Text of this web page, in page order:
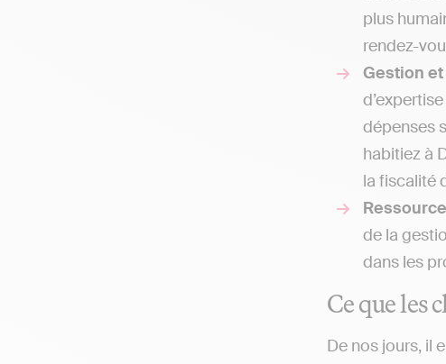
plus
rendez-
Gestion
dépenses
habitiez à
la fiscalité
de la
dans les
Ce que les
De nos jours, il